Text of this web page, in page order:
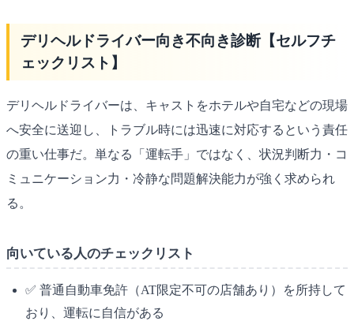
デリヘルドライバー向き不向き診断【セルフチ
ェックリスト】
デリヘルドライバーは、キャストをホテルや自宅などの現場
へ安全に送迎し、トラブル時には迅速に対応するという責任
の重い仕事だ。単なる「運転手」ではなく、状況判断力・コ
ミュニケーション力・冷静な問題解決能力が強く求められ
る。
向いている人のチェックリスト
✅ 普通自動車免許（AT限定不可の店舗あり）を所持して
おり、運転に自信がある